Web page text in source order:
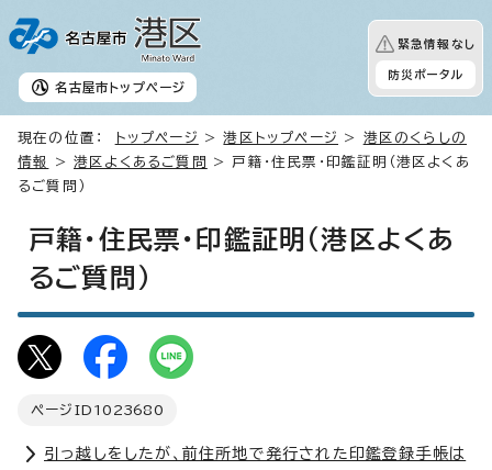
名古屋市 トップページ
緊急情報なし
防災ポータル
現在の位置： トップページ >港区トップページ > 港区のくらしの
情報
>港区よくあるご質問
> 戸籍・住民票・印鑑証明（港区よくあ
るご質問）
戸籍・住民票・印鑑証明（港区よくあ
るご質問）
ページID 1023680
引っ越しをしたが、前住所地で発行された印鑑登録手帳は